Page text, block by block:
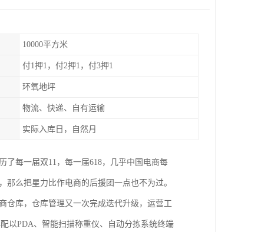
10000平方米
付1押1，付2押1，付3押1
环氧地坪
物流、快递、自有运输
实际入库日，自然月
了每一届双11，每一届618，几乎中国电商每
么把星力比作电商的后援团一点也不为过。
仓库，仓库管理又一次完成迭代升级，运营工
以PDA、智能扫描称重仪、自动分拣系统终端